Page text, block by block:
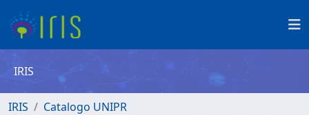
IRIS
IRIS
Catalogo UNIPR